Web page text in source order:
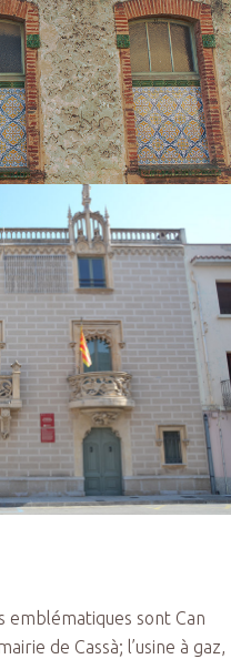
emblématiques sont Can
de Cassà; l’usine à gaz,